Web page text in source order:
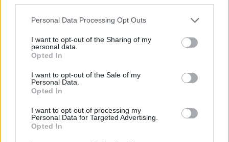
Personal Data Processing Opt Outs
I want to opt-out of the Sharing of my
personal data.
Opted In
I want to opt-out of the Sale of my
Personal Data.
Opted In
I want to opt-out of processing my
Personal Data for Targeted Advertising.
Opted In
Witam od miesiąca wystaje mi coś z pochwy
myślę że to macica nie mogę utrzymać moczu
Forum:Ginekologia - forum dla rodziny i
POWIĄZANE